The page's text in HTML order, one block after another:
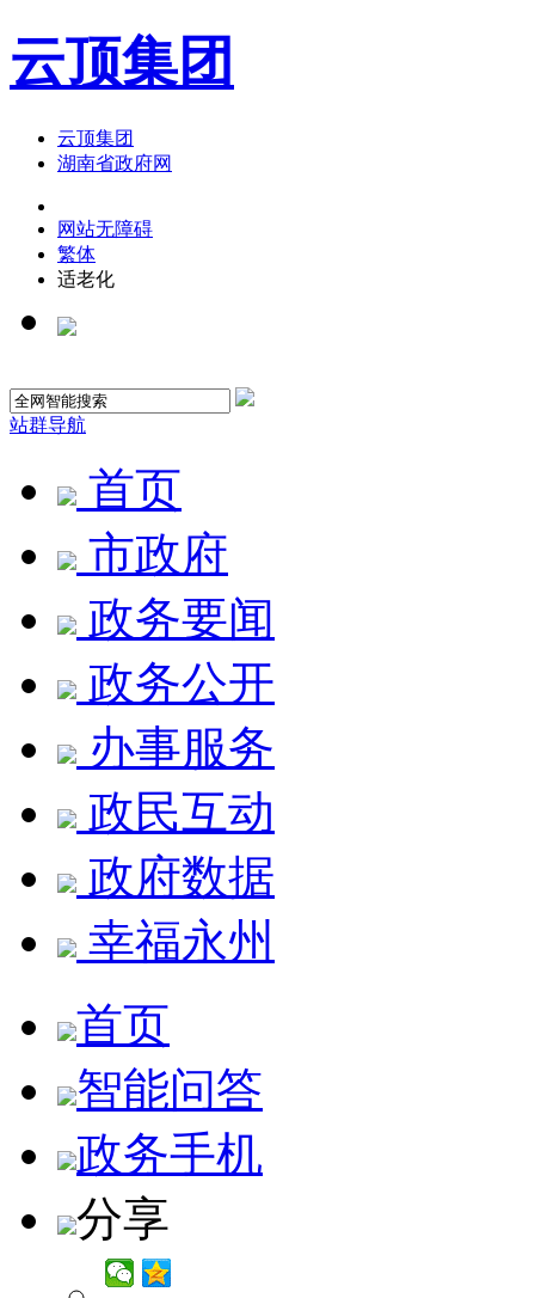
云顶集团
云顶集团
湖南省政府网
网站无障碍
繁体
适老化
站群导航
首页
市政府
政务要闻
政务公开
办事服务
政民互动
政府数据
幸福永州
首页
智能问答
政务手机
分享